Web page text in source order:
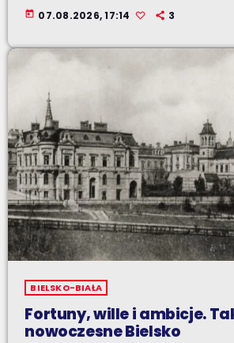
today 07.08.2026, 17:14 3
BIELSKO-BIAŁA
Fortuny, wille i ambicje.
nowoczesne Bielsko